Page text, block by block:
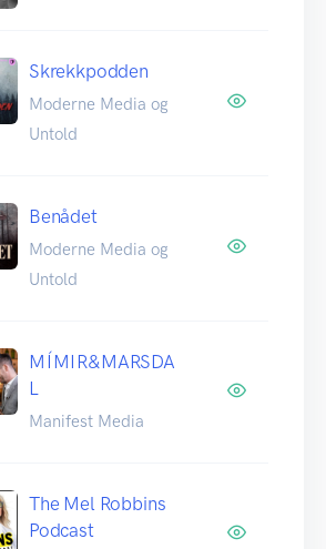
Skrekkpodden
Moderne Media og
Untold
Benådet
Moderne Media og
Untold
MÍMIR&MARSDA
L
Manifest Media
The Mel Robbins
Podcast